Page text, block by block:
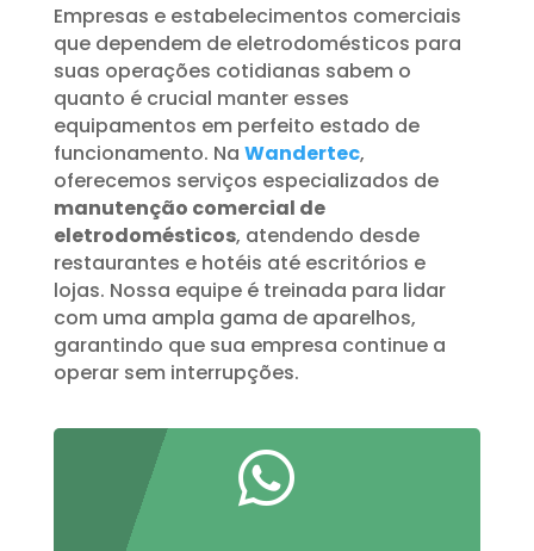
Empresas e estabelecimentos comerciais
que dependem de eletrodomésticos para
suas operações cotidianas sabem o
quanto é crucial manter esses
equipamentos em perfeito estado de
funcionamento. Na Wandertec,
oferecemos serviços especializados de
manutenção comercial de
eletrodomésticos, atendendo desde
restaurantes e hotéis até escritórios e
lojas. Nossa equipe é treinada para lidar
com uma ampla gama de aparelhos,
garantindo que sua empresa continue a
operar sem interrupções.
